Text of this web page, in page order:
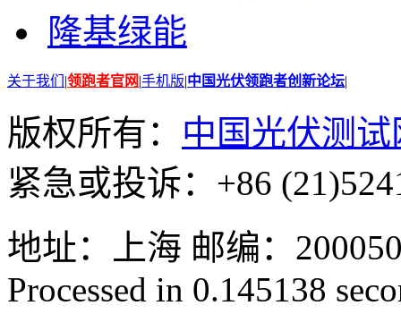
隆基绿能
关于我们 |领跑者官网|手机版|中国光伏领跑者创新论坛|
版权所有： 中国光伏测试
紧急或投诉：+86
地址：上海 邮编：
Processed in 0.145138